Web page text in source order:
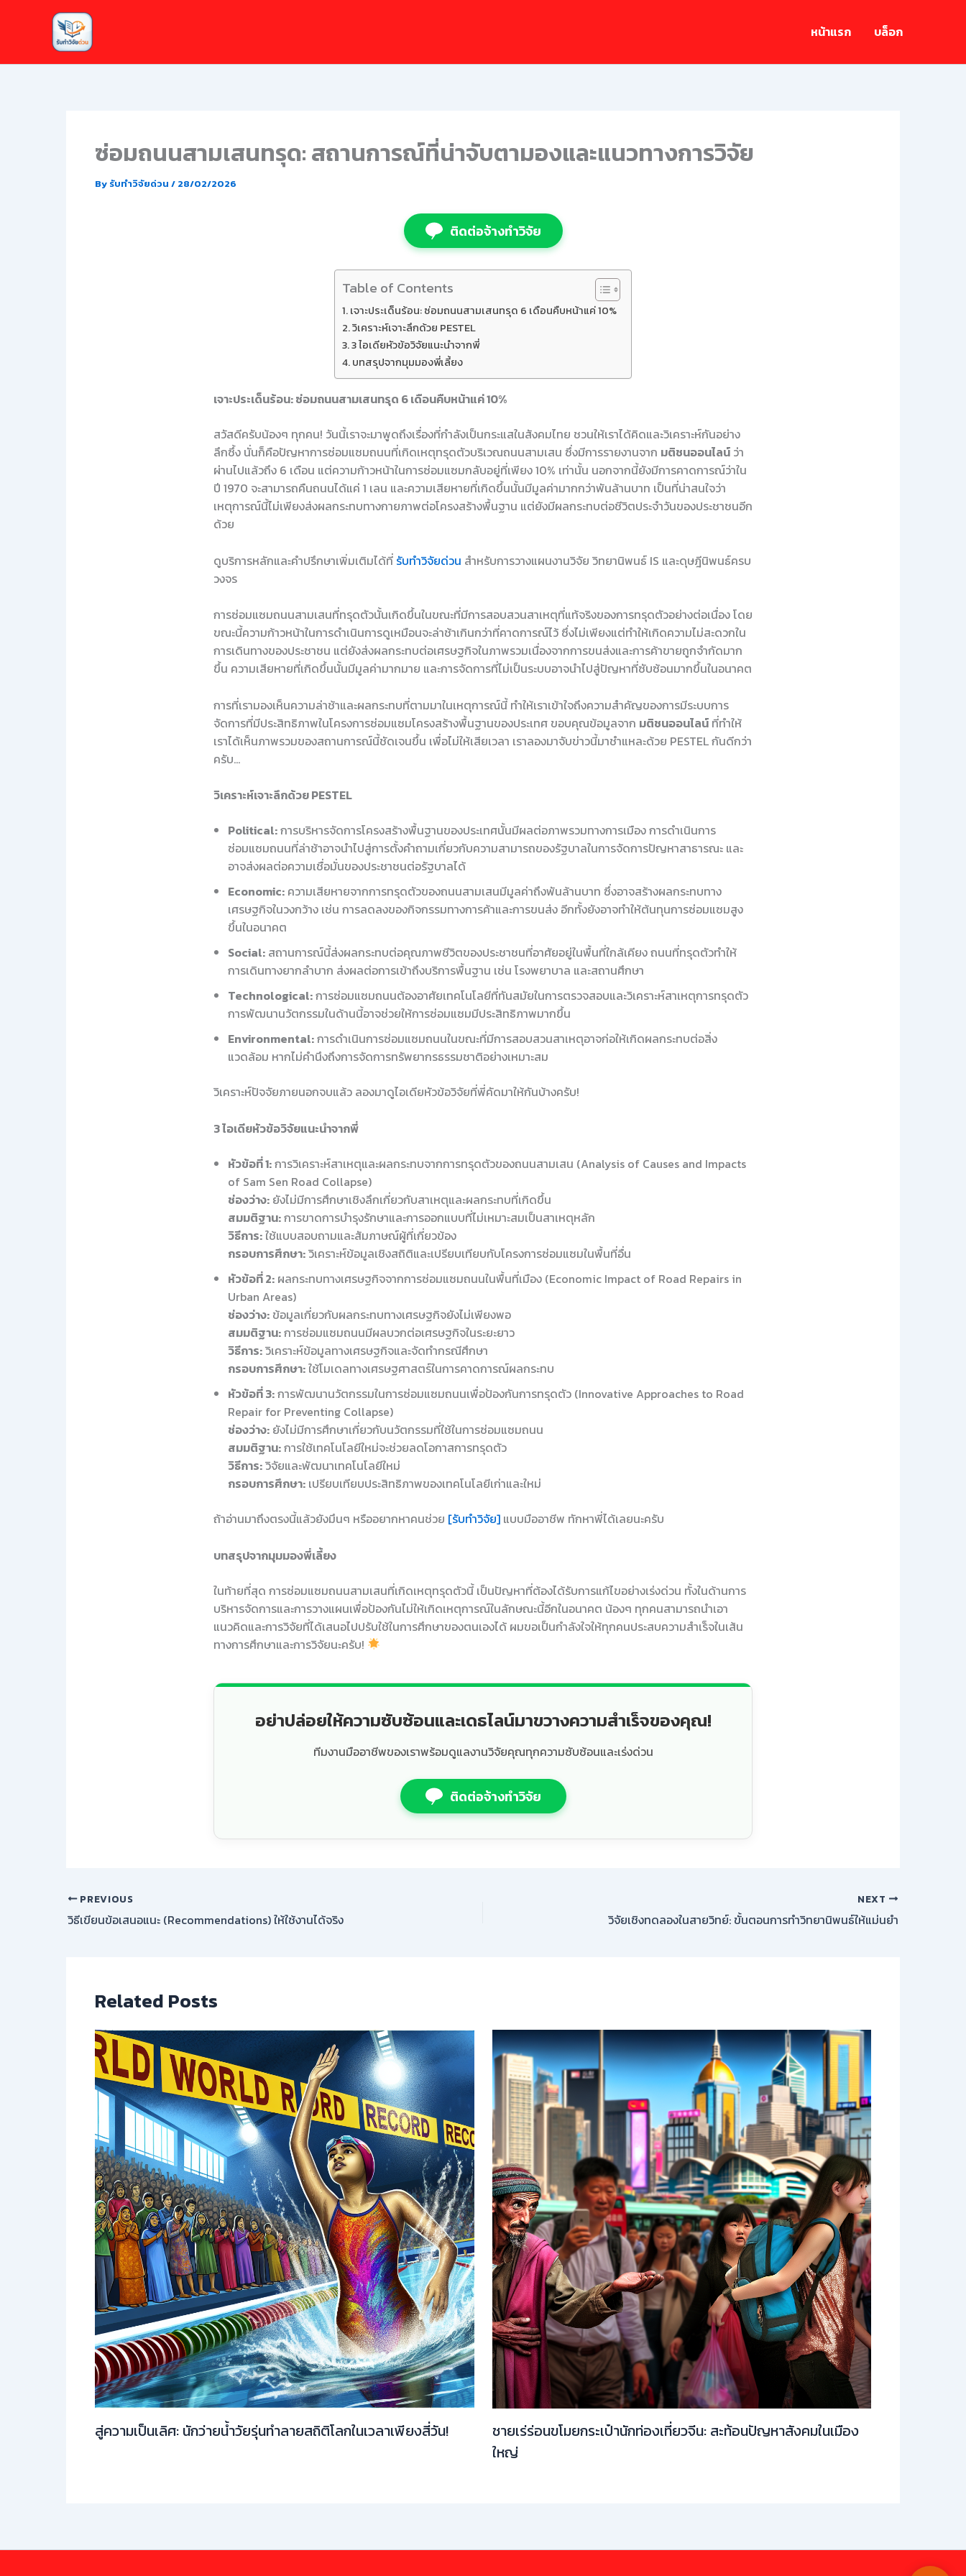
หน้าแรก บล็อก
ซ่อมถนนสามเสนทรุด: สถานการณ์ที่น่าจับตามองและแนวทางการวิจัย
By รับทำวิจัยด่วน / 28/02/2026
ติดต่อจ้างทำวิจัย
Table of Contents
เจาะประเด็นร้อน: ซ่อมถนนสามเสนทรุด 6 เดือนคืบหน้าแค่ 10%
วิเคราะห์เจาะลึกด้วย PESTEL
3 ไอเดียหัวข้อวิจัยแนะนำจากพี่
บทสรุปจากมุมมองพี่เลี้ยง
เจาะประเด็นร้อน: ซ่อมถนนสามเสนทรุด 6 เดือนคืบหน้าแค่ 10%
สวัสดีครับน้องๆ ทุกคน! วันนี้เราจะมาพูดถึงเรื่องที่กำลังเป็นกระแสในสังคมไทย ชวนให้เราได้คิดและวิเคราะห์กันอย่าง
ลึกซึ้ง นั่นก็คือปัญหาการซ่อมแซมถนนที่เกิดเหตุทรุดตัวบริเวณถนนสามเสน ซึ่งมีการรายงานจาก มติชนออนไลน์ ว่า
ผ่านไปแล้วถึง 6 เดือน แต่ความก้าวหน้าในการซ่อมแซมกลับอยู่ที่เพียง 10% เท่านั้น นอกจากนี้ยังมีการคาดการณ์ว่าใน
ปี 1970 จะสามารถคืนถนนได้แค่ 1 เลน และความเสียหายที่เกิดขึ้นนั้นมีมูลค่ามากกว่าพันล้านบาท เป็นที่น่าสนใจว่า
เหตุการณ์นี้ไม่เพียงส่งผลกระทบทางกายภาพต่อโครงสร้างพื้นฐาน แต่ยังมีผลกระทบต่อชีวิตประจำวันของประชาชนอีก
ด้วย
ดูบริการหลักและคำปรึกษาเพิ่มเติมได้ที่ รับทำวิจัยด่วน สำหรับการวางแผนงานวิจัย วิทยานิพนธ์ IS และดุษฎีนิพนธ์ครบ
วงจร
การซ่อมแซมถนนสามเสนที่ทรุดตัวนั้นเกิดขึ้นในขณะที่มีการสอบสวนสาเหตุที่แท้จริงของการทรุดตัวอย่างต่อเนื่อง โดย
ขณะนี้ความก้าวหน้าในการดำเนินการดูเหมือนจะล่าช้าเกินกว่าที่คาดการณ์ไว้ ซึ่งไม่เพียงแต่ทำให้เกิดความไม่สะดวกใน
การเดินทางของประชาชน แต่ยังส่งผลกระทบต่อเศรษฐกิจในภาพรวมเนื่องจากการขนส่งและการค้าขายถูกจำกัดมาก
ขึ้น ความเสียหายที่เกิดขึ้นนั้นมีมูลค่ามากมาย และการจัดการที่ไม่เป็นระบบอาจนำไปสู่ปัญหาที่ซับซ้อนมากขึ้นในอนาคต
การที่เรามองเห็นความล่าช้าและผลกระทบที่ตามมาในเหตุการณ์นี้ ทำให้เราเข้าใจถึงความสำคัญของการมีระบบการ
จัดการที่มีประสิทธิภาพในโครงการซ่อมแซมโครงสร้างพื้นฐานของประเทศ ขอบคุณข้อมูลจาก มติชนออนไลน์ ที่ทำให้
เราได้เห็นภาพรวมของสถานการณ์นี้ชัดเจนขึ้น เพื่อไม่ให้เสียเวลา เราลองมาจับข่าวนี้มาชำแหละด้วย PESTEL กันดีกว่า
ครับ…
วิเคราะห์เจาะลึกด้วย PESTEL
Political:การบริหารจัดการโครงสร้างพื้นฐานของประเทศนั้นมีผลต่อภาพรวมทางการเมือง การดำเนินการ
ซ่อมแซมถนนที่ล่าช้าอาจนำไปสู่การตั้งคำถามเกี่ยวกับความสามารถของรัฐบาลในการจัดการปัญหาสาธารณะ และ
อาจส่งผลต่อความเชื่อมั่นของประชาชนต่อรัฐบาลได้
Economic: ความเสียหายจากการทรุดตัวของถนนสามเสนมีมูลค่าถึงพันล้านบาท ซึ่งอาจสร้างผลกระทบทาง
เศรษฐกิจในวงกว้าง เช่น การลดลงของกิจกรรมทางการค้าและการขนส่ง อีกทั้งยังอาจทำให้ต้นทุนการซ่อมแซมสูง
ขึ้นในอนาคต
Social: สถานการณ์นี้ส่งผลกระทบต่อคุณภาพชีวิตของประชาชนที่อาศัยอยู่ในพื้นที่ใกล้เคียง ถนนที่ทรุดตัวทำให้
การเดินทางยากลำบาก ส่งผลต่อการเข้าถึงบริการพื้นฐาน เช่น โรงพยาบาล และสถานศึกษา
Technological:การซ่อมแซมถนนต้องอาศัยเทคโนโลยีที่ทันสมัยในการตรวจสอบและวิเคราะห์สาเหตุการทรุดตัว
การพัฒนานวัตกรรมในด้านนี้อาจช่วยให้การซ่อมแซมมีประสิทธิภาพมากขึ้น
Environmental:การดำเนินการซ่อมแซมถนนในขณะที่มีการสอบสวนสาเหตุอาจก่อให้เกิดผลกระทบต่อสิ่ง
แวดล้อม หากไม่คำนึงถึงการจัดการทรัพยากรธรรมชาติอย่างเหมาะสม
วิเคราะห์ปัจจัยภายนอกจบแล้ว ลองมาดูไอเดียหัวข้อวิจัยที่พี่คัดมาให้กันบ้างครับ!
3 ไอเดียหัวข้อวิจัยแนะนำจากพี่
หัวข้อที่ 1:การวิเคราะห์สาเหตุและผลกระทบจากการทรุดตัวของถนนสามเสน (Analysis of Causes and Impacts
of Sam Sen Road Collapse)
ช่องว่าง: ยังไม่มีการศึกษาเชิงลึกเกี่ยวกับสาเหตุและผลกระทบที่เกิดขึ้น
สมมติฐาน:การขาดการบำรุงรักษาและการออกแบบที่ไม่เหมาะสมเป็นสาเหตุหลัก
วิธีการ:ใช้แบบสอบถามและสัมภาษณ์ผู้ที่เกี่ยวข้อง
กรอบการศึกษา:วิเคราะห์ข้อมูลเชิงสถิติและเปรียบเทียบกับโครงการซ่อมแซมในพื้นที่อื่น
หัวข้อที่ 2: ผลกระทบทางเศรษฐกิจจากการซ่อมแซมถนนในพื้นที่เมือง (Economic Impact of Road Repairs in
Urban Areas)
ช่องว่าง: ข้อมูลเกี่ยวกับผลกระทบทางเศรษฐกิจยังไม่เพียงพอ
สมมติฐาน:การซ่อมแซมถนนมีผลบวกต่อเศรษฐกิจในระยะยาว
วิธีการ:วิเคราะห์ข้อมูลทางเศรษฐกิจและจัดทำกรณีศึกษา
กรอบการศึกษา:ใช้โมเดลทางเศรษฐศาสตร์ในการคาดการณ์ผลกระทบ
หัวข้อที่ 3:การพัฒนานวัตกรรมในการซ่อมแซมถนนเพื่อป้องกันการทรุดตัว (Innovative Approaches to Road
Repair for Preventing Collapse)
ช่องว่าง: ยังไม่มีการศึกษาเกี่ยวกับนวัตกรรมที่ใช้ในการซ่อมแซมถนน
สมมติฐาน:การใช้เทคโนโลยีใหม่จะช่วยลดโอกาสการทรุดตัว
วิธีการ:วิจัยและพัฒนาเทคโนโลยีใหม่
กรอบการศึกษา: เปรียบเทียบประสิทธิภาพของเทคโนโลยีเก่าและใหม่
ถ้าอ่านมาถึงตรงนี้แล้วยังมึนๆ หรืออยากหาคนช่วย [รับทำวิจัย] แบบมืออาชีพ ทักหาพี่ได้เลยนะครับ
บทสรุปจากมุมมองพี่เลี้ยง
ในท้ายที่สุด การซ่อมแซมถนนสามเสนที่เกิดเหตุทรุดตัวนี้ เป็นปัญหาที่ต้องได้รับการแก้ไขอย่างเร่งด่วน ทั้งในด้านการ
บริหารจัดการและการวางแผนเพื่อป้องกันไม่ให้เกิดเหตุการณ์ในลักษณะนี้อีกในอนาคต น้องๆ ทุกคนสามารถนำเอา
แนวคิดและการวิจัยที่ได้เสนอไปปรับใช้ในการศึกษาของตนเองได้ ผมขอเป็นกำลังใจให้ทุกคนประสบความสำเร็จในเส้น
ทางการศึกษาและการวิจัยนะครับ!
อย่าปล่อยให้ความซับซ้อนและเดธไลน์มาขวางความสำเร็จของคุณ!
ทีมงานมืออาชีพของเราพร้อมดูแลงานวิจัยคุณทุกความซับซ้อนและเร่งด่วน
ติดต่อจ้างทำวิจัย
PREVIOUS
วิธีเขียนข้อเสนอแนะ (Recommendations) ให้ใช้งานได้จริง
NEXT
วิจัยเชิงทดลองในสายวิทย์: ขั้นตอนการทำวิทยานิพนธ์ให้แม่นยำ
Related Posts
สู่ความเป็นเลิศ: นักว่ายน้ำวัยรุ่นทำลายสถิติโลกในเวลาเพียงสี่วัน!
ชายเร่ร่อนขโมยกระเป๋านักท่องเที่ยวจีน: สะท้อนปัญหาสังคมในเมือง
ใหญ่